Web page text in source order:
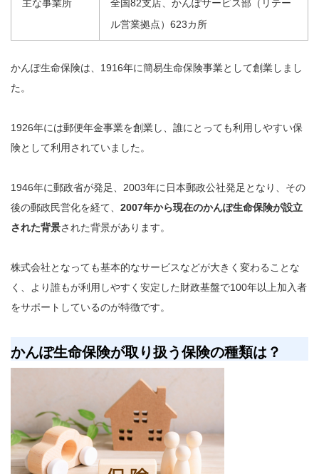
主な事業所
全国82支店、かんぽサービス部（リテー
ル営業拠点）623カ所
かんぽ生命保険は、1916年に簡易生命保険事業として創業しまし
た。
1926年には郵便年金事業を創業し、誰にとっても利用しやすい保
険として利用されていました。
1946年に郵政省が発足、2003年に日本郵政公社発足となり、その
後の郵政民営化を経て、 2007年から現在のかんぽ生命保険が設立
された背景された背景があります。
株式会社となっても基本的なサービスなどが大きく変わることな
く、より誰もが利用しやすく安定した財政基盤で100年以上加入者
をサポートしているのが特徴です。
かんぽ生命保険が取り扱う保険の種類は？